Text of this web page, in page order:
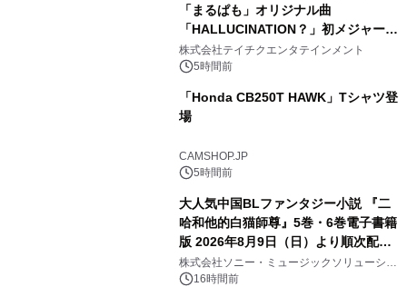
「まるぱも」オリジナル曲
「HALLUCINATION？」初メジャー配
信リリース決定！
株式会社テイチクエンタテインメント
5時間前
「Honda CB250T HAWK」Tシャツ登
場
CAMSHOP.JP
5時間前
大人気中国BLファンタジー小説 『二
哈和他的白猫師尊』5巻・6巻電子書籍
版 2026年8月9日（日）より順次配信
開始
株式会社ソニー・ミュージックソリューショ
ンズ16時間前